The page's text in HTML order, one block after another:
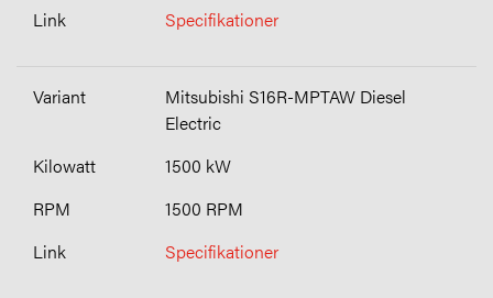
Specifikationer
Mitsubishi S16R-MPTAW Diesel
Electric
1500 kW
1500 RPM
Specifikationer